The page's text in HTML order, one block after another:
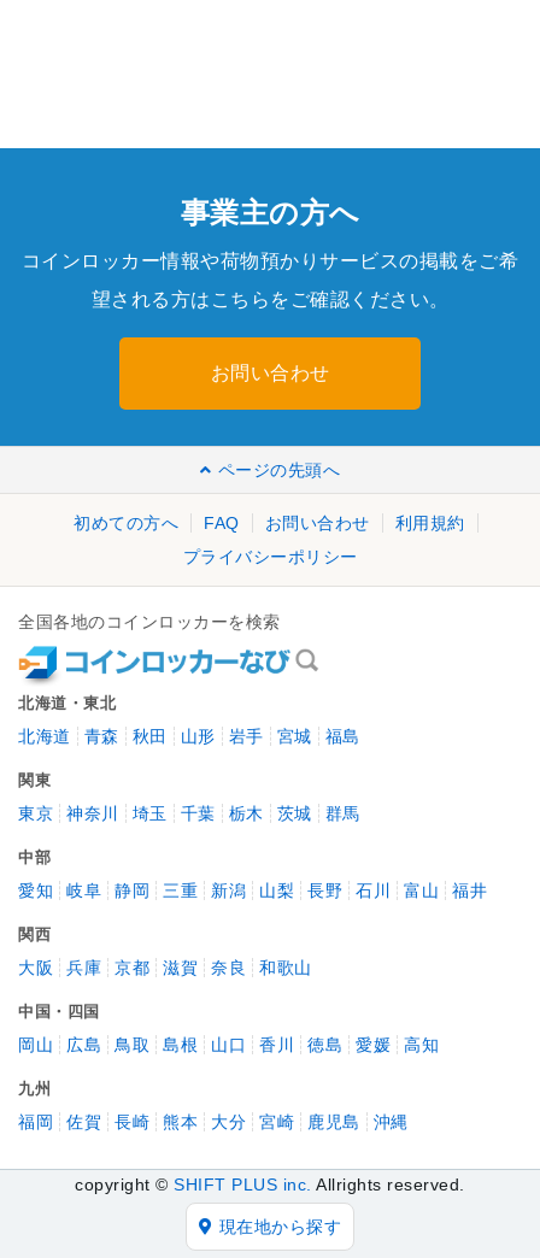
事業主の方へ
コインロッカー情報や荷物預かりサービスの掲載をご希
望される方はこちらをご確認ください。
お問い合わせ
現在地から探す
ページの先頭へ
初めての方へ FAQ お問い合わせ
利用規約
プライバシーポリシー
全国各地のコインロッカーを検索
北海道・東北
北海道 青森 秋田 山形 岩手 宮城 福島
関東
東京 神奈川 埼玉 千葉 栃木 茨城 群馬
中部
愛知 岐阜 静岡 三重 新潟 山梨 長野 石川 富山 福井
関西
大阪 兵庫 京都 滋賀 奈良 和歌山
中国・四国
岡山 広島 鳥取 島根 山口 香川 徳島 愛媛 高知
九州
福岡 佐賀 長崎 熊本 大分 宮崎 鹿児島 沖縄
copyright ©SHIFT PLUS inc. Allrights reserved.